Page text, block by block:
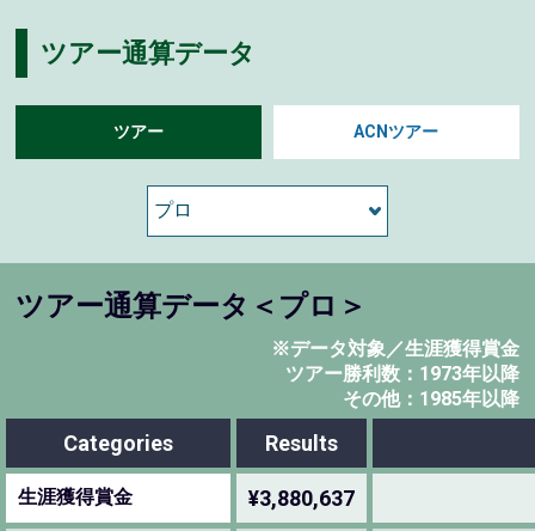
ツアー通算データ
ツアー ACNツアー
ツアー通算データ＜プロ＞
※データ対象／生涯獲得賞金
ツアー勝利数：1973年以降
その他：1985年以降
Categories Results
生涯獲得賞金 ¥3,880,637